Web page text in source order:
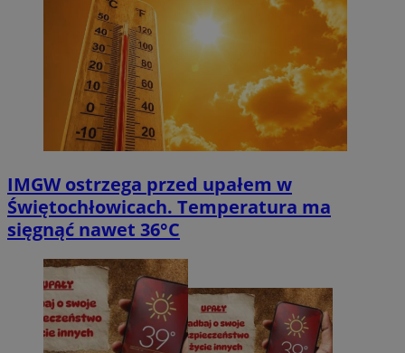
IMGW ostrzega przed upałem w
Świętochłowicach. Temperatura ma
sięgnąć nawet 36°C